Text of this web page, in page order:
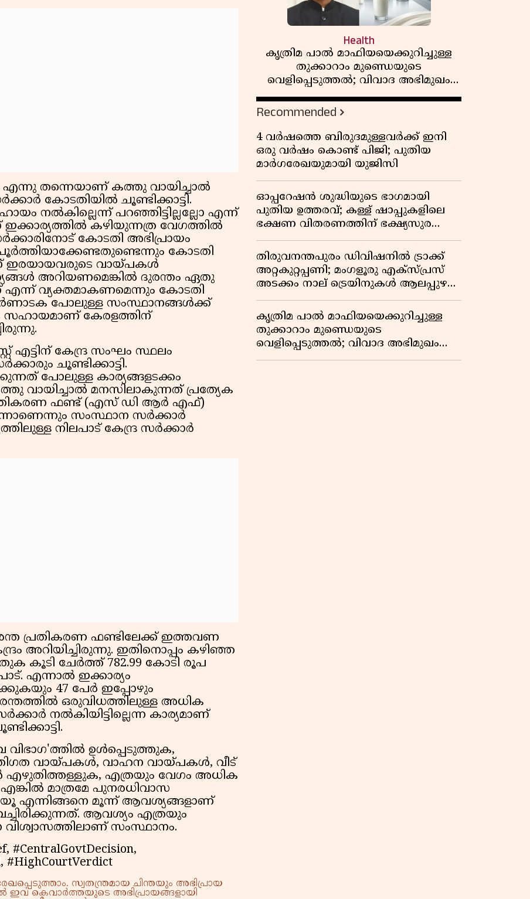
എന്നു തന്നെയാണ് കത്തു വായിച്ചാല്‍
കോടതിയില്‍ ചൂണ്ടിക്കാട്ടി.
നല്‍കില്ലെന്ന് പറഞ്ഞിട്ടില്ലല്ലോ എന്ന്
ഇക്കാര്യത്തില്‍ കഴിയുന്നത്ര വേഗത്തില്‍
കോടതി അഭിപ്രായം
കോടതി
ഇരയായവരുടെ വായ്പകള്‍
അറിയണമെങ്കില്‍ ദുരന്തം ഏതു
എന്ന് വ്യക്തമാകണമെന്നും കോടതി
പോലുള്ള സംസ്ഥാനങ്ങള്‍ക്ക്
കേരളത്തിന്
എട്ടിന് കേന്ദ്ര സംഘം സ്ഥലം
ചൂണ്ടിക്കാട്ടി.
പോലുള്ള കാര്യങ്ങളടക്കം
വായിച്ചാല്‍ മനസിലാകുന്നത് പ്രത്യേക
ഫണ്ട് (എസ് ഡി ആര്‍ എഫ്)
സംസ്ഥാന സര്‍ക്കാര്‍
നിലപാട് കേന്ദ്ര സര്‍ക്കാര്‍
പ്രതികരണ ഫണ്ടിലേക്ക് ഇത്തവണ
അറിയിച്ചിരുന്നു. ഇതിനൊപ്പം കഴിഞ്ഞ
കൂടി ചേര്‍ത്ത് 782.99 കോടി രൂപ
എന്നാല്‍ ഇക്കാര്യം
47 പേര്‍ ഇപ്പോഴും
ഒരുവിധത്തിലുള്ള അധിക
നല്‍കിയിട്ടില്ലെന്ന കാര്യമാണ്
വിഭാഗ'ത്തില്‍ ഉള്‍പ്പെടുത്തുക,
വായ്പകള്‍, വാഹന വായ്പകള്‍, വീട്
എഴുതിത്തള്ളുക, എത്രയും വേഗം അധിക
മാത്രമേ പുനരധിവാസ
എന്നിങ്ങനെ മൂന്ന് ആവശ്യങ്ങളാണ്
ആവശ്യം എത്രയും
വിശ്വാസത്തിലാണ് സംസ്ഥാനം.
#CentralGovtDecision,
#HighCourtVerdict
സ്വതന്ത്രമായ ചിന്തയും അഭിപ്രായ
ഇവ കെവാർത്തയുടെ അഭിപ്രായങ്ങളായി
Health
കൃത്രിമ പാൽ മാഫിയയെക്കുറിച്ചുള്ള
തുക്കാറാം മുണ്ഡെയുടെ
വെളിപ്പെടുത്തൽ; വിവാദ അഭിമുഖം
ദൃശ്യരൂപത്തിൽ പുറത്തുവന്നു
Recommended
4 വർഷത്തെ ബിരുദമുള്ളവർക്ക് ഇനി
ഒരു വർഷം കൊണ്ട് പിജി; പുതിയ
മാർഗരേഖയുമായി യുജിസി
ഓപ്പറേഷൻ ശുദ്ധിയുടെ ഭാഗമായി
പുതിയ ഉത്തരവ്; കള്ള് ഷാപ്പുകളിലെ
ഭക്ഷണ വിതരണത്തിന് ഭക്ഷ്യസുരക്ഷാ
ലൈസൻസ് നിർബന്ധമാക്കി
എക്സൈസ്
തിരുവനന്തപുരം ഡിവിഷനിൽ ട്രാക്ക്
അറ്റകുറ്റപ്പണി; മംഗളൂരു എക്സ്പ്രസ്
അടക്കം നാല് ട്രെയിനുകൾ ആലപ്പുഴ
വഴി തിരിച്ചുവിടും
കൃത്രിമ പാൽ മാഫിയയെക്കുറിച്ചുള്ള
തുക്കാറാം മുണ്ഡെയുടെ
വെളിപ്പെടുത്തൽ; വിവാദ അഭിമുഖം
ദൃശ്യരൂപത്തിൽ പുറത്തുവന്നു